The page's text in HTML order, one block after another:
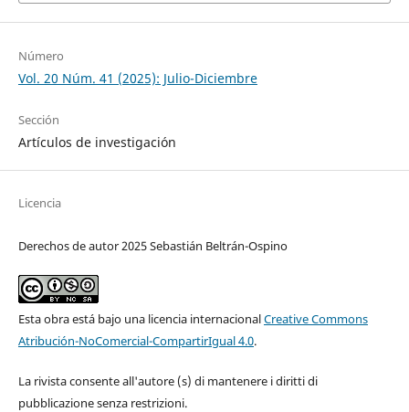
Número
Vol. 20 Núm. 41 (2025): Julio-Diciembre
Sección
Artículos de investigación
Licencia
Derechos de autor 2025 Sebastián Beltrán-Ospino
Esta obra está bajo una licencia internacionalCreative Commons
Atribución-NoComercial-CompartirIgual 4.0.
La rivista consente all'autore (s) di mantenere i diritti di
pubblicazione senza restrizioni.